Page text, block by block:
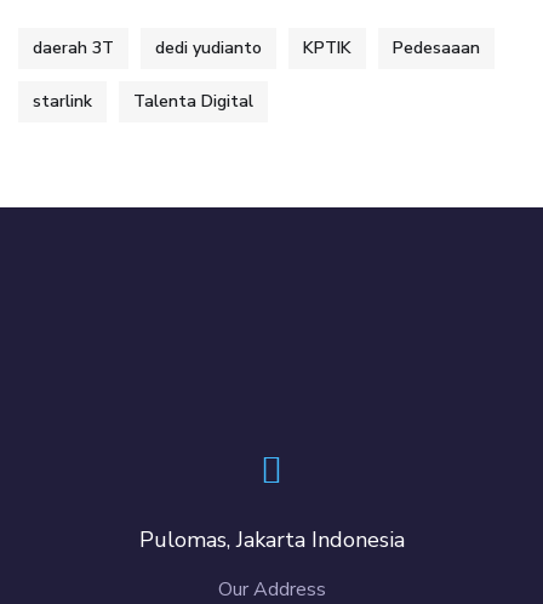
daerah 3T dedi yudianto KPTIK Pedesaaan
starlink Talenta Digital
Pulomas, Jakarta Indonesia
Our Address